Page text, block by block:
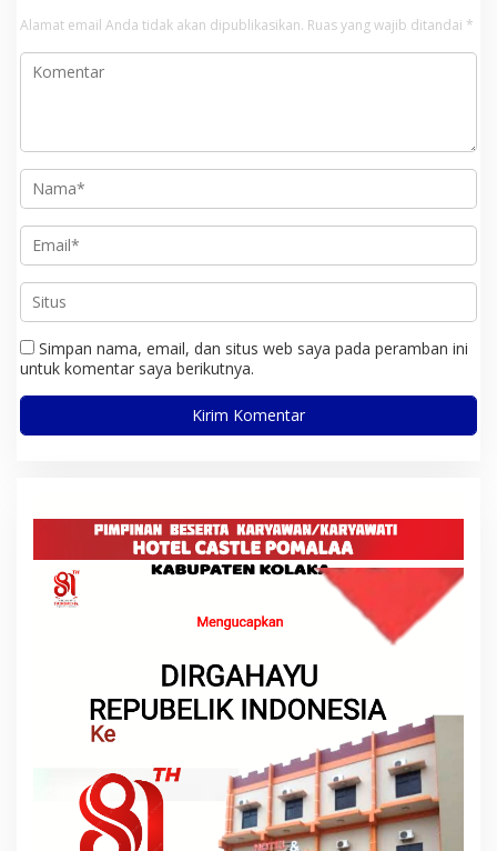
Alamat email Anda tidak akan dipublikasikan. Ruas yang wajib ditandai *
Simpan nama, email, dan situs web saya pada peramban ini
untuk komentar saya berikutnya.